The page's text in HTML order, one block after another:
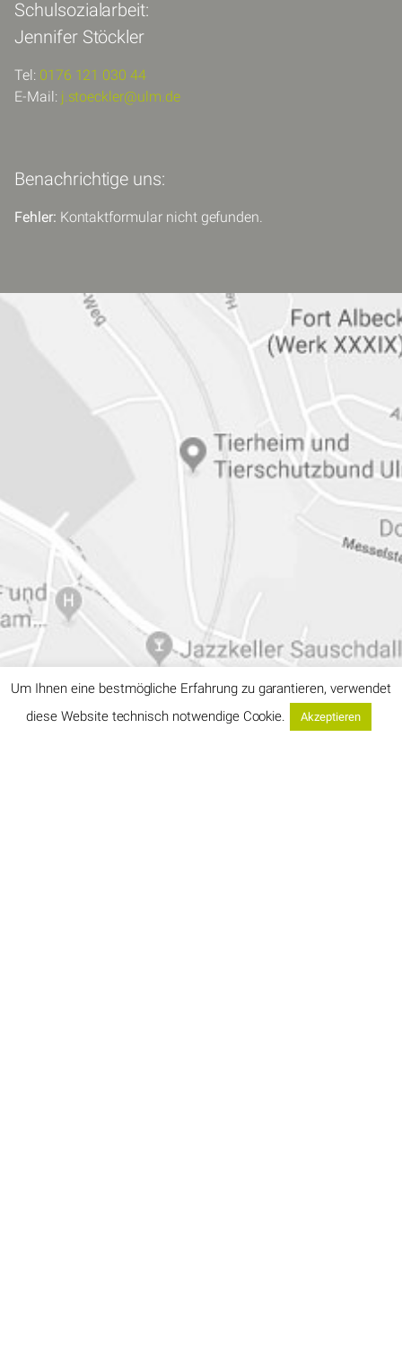
Schulsozialarbeit:
Jennifer Stöckler
Tel: 0176 121 030 44
E-Mail: j.stoeckler@ulm.de
Benachrichtige uns:
Fehler: Kontaktformular nicht gefunden.
Um Ihnen eine bestmögliche Erfahrung zu garantieren, verwendet
diese Website technisch notwendige Cookie.
Akzeptieren